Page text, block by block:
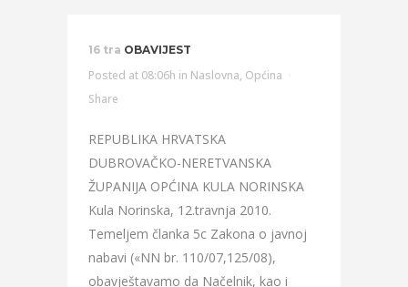
16 tra OBAVIJEST
Posted at 08:06h in Naslovna, Općina
Share
REPUBLIKA HRVATSKA
DUBROVAČKO-NERETVANSKA
ŽUPANIJA OPĆINA KULA NORINSKA
Kula Norinska, 12.travnja 2010.
Temeljem članka 5c Zakona o javnoj
nabavi («NN br. 110/07,125/08),
obavještavamo da Načelnik, kao i